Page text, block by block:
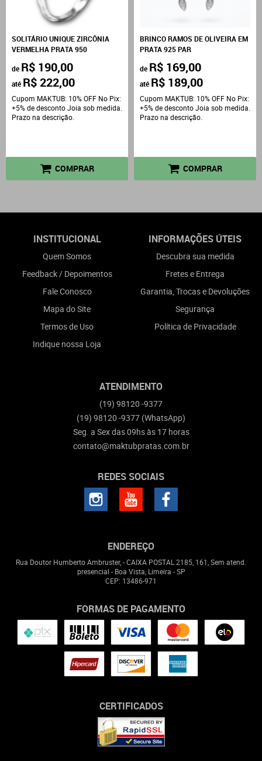
SOLITÁRIO UNIQUE ZIRCÔNIA
VERMELHA PRATA 950
de R$ 190,00
até R$ 222,00
Cupom MAKTUB: 10% OFF No Pix:
+5% de desconto Joia sob medida.
Prazo na descrição.
COMPRAR
BRINCO RAMOS DE OLIVEIRA EM
PRATA 925 PAR
de R$ 169,00
até R$ 189,00
Cupom MAKTUB: 10% OFF No Pix:
+5% de desconto Joia sob medida.
Prazo na descrição.
COMPRAR
INSTITUCIONAL
Quem Somos
Feedback / Depoimentos
Fale Conosco
Mapa do Site
Termos de Uso
Indique nossa Loja
INFORMAÇÕES ÚTEIS
Descubra sua medida
Fretes e Entrega
Garantia, Trocas e Devoluções
Segurança
Política de Privacidade
ATENDIMENTO
(19) 98120 -9377
(19) 98120 -9377 (WhatsApp)
Seg. a Sex das 09hs às 17 horas
contato@maktubpratas.com.br
REDES SOCIAIS
ENDEREÇO
Rua Doutor Humberto Ambruster, - CAIXA POSTAL 2185, 161, Sem atend.
presencial - Boa Vista, Limeira -SP
CEP: 13486-971
FORMAS DE PAGAMENTO
CERTIFICADOS